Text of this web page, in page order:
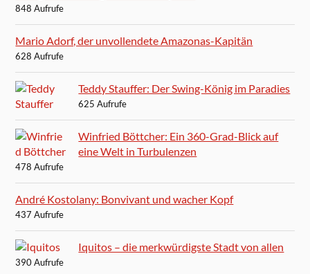
848 Aufrufe
Mario Adorf, der unvollendete Amazonas-Kapitän
628 Aufrufe
Teddy Stauffer: Der Swing-König im Paradies
625 Aufrufe
Winfried Böttcher: Ein 360-Grad-Blick auf
eine Welt in Turbulenzen
478 Aufrufe
André Kostolany: Bonvivant und wacher Kopf
437 Aufrufe
Iquitos – die merkwürdigste Stadt von allen
390 Aufrufe